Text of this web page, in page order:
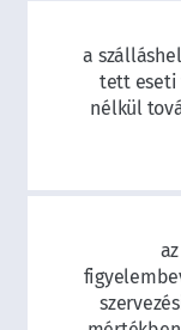
a
tett eseti
nélkül